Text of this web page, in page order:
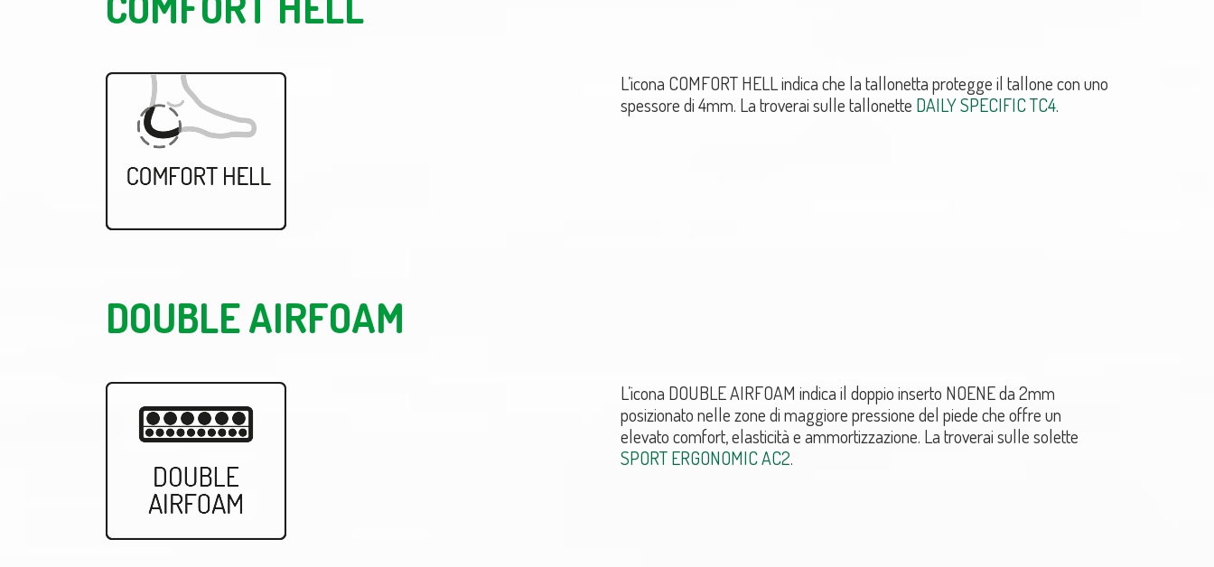
L’icona COMFORT HELL indica che la tallonetta protegge il tallone con uno
spessore di 4mm. La troverai sulle tallonette DAILY SPECIFIC TC4.
DOUBLE AIRFOAM
L’icona DOUBLE AIRFOAM indica il doppio inserto NOENE da 2mm
posizionato nelle zone di maggiore pressione del piede che offre un
elevato comfort, elasticità e ammortizzazione. La troverai sulle solette
SPORT ERGONOMIC AC2.